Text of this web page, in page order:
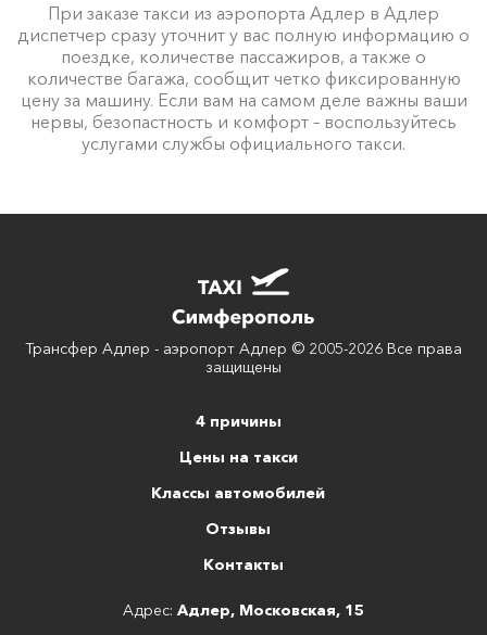
При заказе такси из аэропорта Адлер в Адлер
диспетчер сразу уточнит у вас полную информацию о
поездке, количестве пассажиров, а также о
количестве багажа, сообщит четко фиксированную
цену за машину. Если вам на самом деле важны ваши
нервы, безопастность и комфорт – воспользуйтесь
услугами службы официального такси.
Трансфер Адлер - аэропорт Адлер © 2005-2026 Все права
защищены
4 причины
Цены на такси
Классы автомобилей
Отзывы
Контакты
Адрес: Адлер, Московская, 15